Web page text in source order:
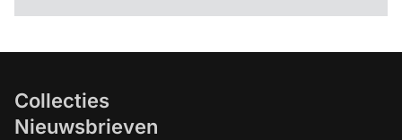
Collecties
Nieuwsbrieven